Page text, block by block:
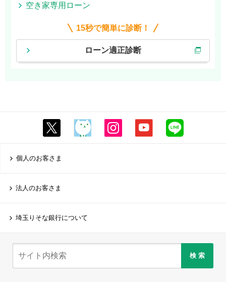
空き家専用ローン
15秒で簡単に診断！
ローン適正診断
個人のお客さま
法人のお客さま
埼玉りそな銀行について
検 索